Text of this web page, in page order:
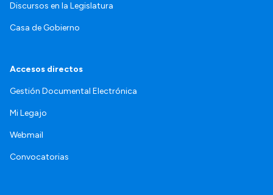
Discursos en la Legislatura
Casa de Gobierno
Accesos directos
Gestión Documental Electrónica
Mi Legajo
Webmail
Convocatorias